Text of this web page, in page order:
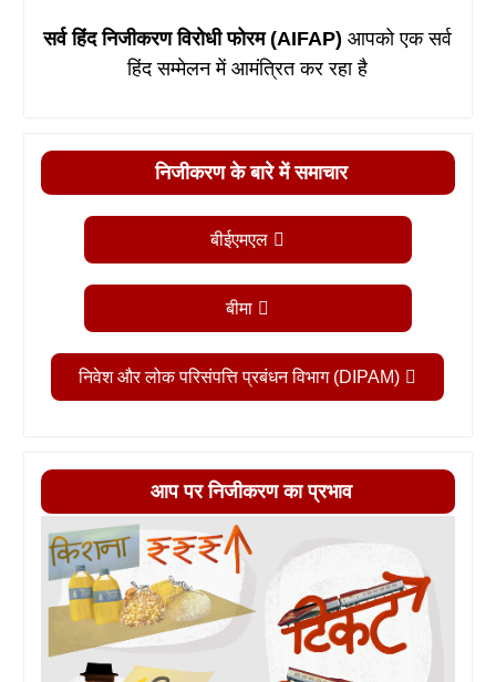
सर्व हिंद निजीकरण विरोधी फोरम (AIFAP)आपको एक सर्व
हिंद सम्मेलन में आमंत्रित कर रहा है
निजीकरण के बारे में समाचार
बीईएमएल
बीमा
निवेश और लोक परिसंपत्ति प्रबंधन विभाग (DIPAM)
आप पर निजीकरण का प्रभाव